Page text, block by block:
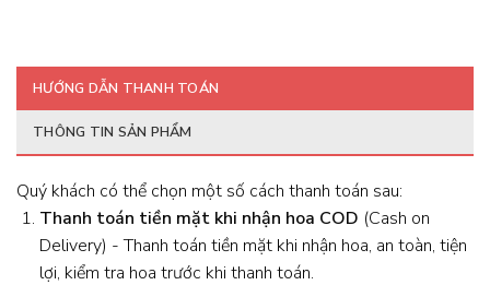
HƯỚNG DẪN THANH TOÁN
THÔNG TIN SẢN PHẨM
Quý khách có thể chọn một số cách thanh toán sau:
Thanh toán tiền mặt khi nhận hoa COD (Cash on
Delivery) - Thanh toán tiền mặt khi nhận hoa, an toàn, tiện
lợi, kiểm tra hoa trước khi thanh toán.